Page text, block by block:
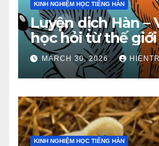
KINH NGHIỆM HỌC TIẾNG HÀN
Luyện dịch Hàn –
học hỏi từ thế
(Phần 2)
MARCH 30, 2026
KINH NGHIỆM HỌC TIẾNG HÀN